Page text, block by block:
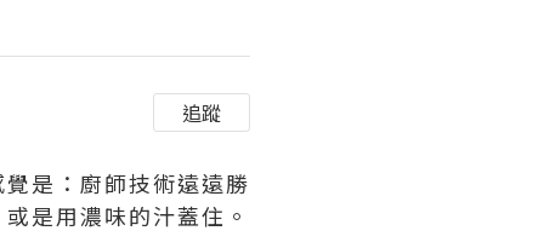
追蹤
是：廚師技術遠遠勝
是用濃味的汁蓋住。